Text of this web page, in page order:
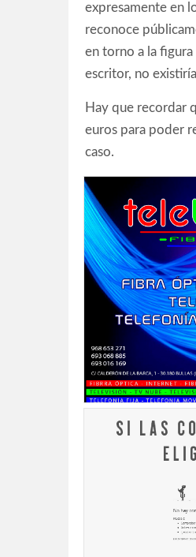
expresamente en
reconoce
en torno a la
escritor, no existiría
Hay que recordar
euros para poder
caso.